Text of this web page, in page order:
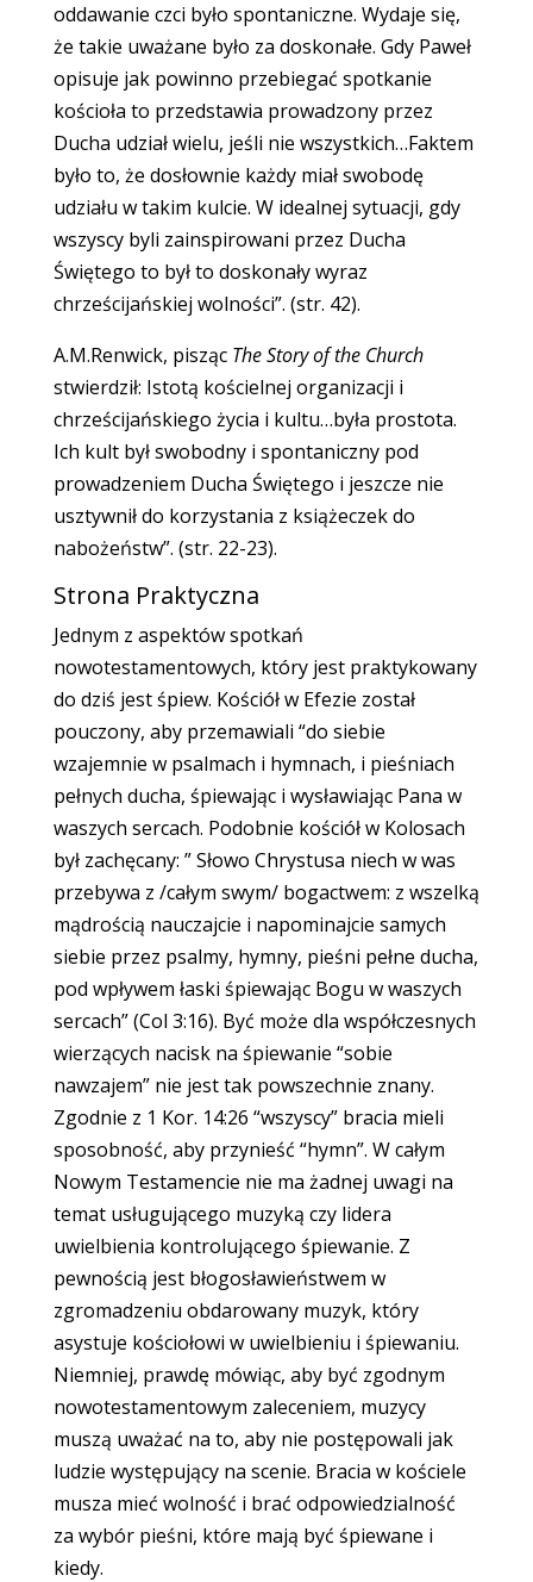
oddawanie czci było spontaniczne. Wydaje się,
że takie uważane było za doskonałe. Gdy Paweł
opisuje jak powinno przebiegać spotkanie
kościoła to przedstawia prowadzony przez
Ducha udział wielu, jeśli nie wszystkich…Faktem
było to, że dosłownie każdy miał swobodę
udziału w takim kulcie. W idealnej sytuacji, gdy
wszyscy byli zainspirowani przez Ducha
Świętego to był to doskonały wyraz
chrześcijańskiej wolności”. (str. 42).
A.M.Renwick, pisząc The Story of the Church
stwierdził: Istotą kościelnej organizacji i
chrześcijańskiego życia i kultu…była prostota.
Ich kult był swobodny i spontaniczny pod
prowadzeniem Ducha Świętego i jeszcze nie
usztywnił do korzystania z książeczek do
nabożeństw”. (str. 22-23).
Strona Praktyczna
Jednym z aspektów spotkań
nowotestamentowych, który jest praktykowany
do dziś jest śpiew. Kościół w Efezie został
pouczony, aby przemawiali “do siebie
wzajemnie w psalmach i hymnach, i pieśniach
pełnych ducha, śpiewając i wysławiając Pana w
waszych sercach. Podobnie kościół w Kolosach
był zachęcany: ” Słowo Chrystusa niech w was
przebywa z /całym swym/ bogactwem: z wszelką
mądrością nauczajcie i napominajcie samych
siebie przez psalmy, hymny, pieśni pełne ducha,
pod wpływem łaski śpiewając Bogu w waszych
sercach” (Col 3:16). Być może dla współczesnych
wierzących nacisk na śpiewanie “sobie
nawzajem” nie jest tak powszechnie znany.
Zgodnie z 1 Kor. 14:26 “wszyscy” bracia mieli
sposobność, aby przynieść “hymn”. W całym
Nowym Testamencie nie ma żadnej uwagi na
temat usługującego muzyką czy lidera
uwielbienia kontrolującego śpiewanie. Z
pewnością jest błogosławieństwem w
zgromadzeniu obdarowany muzyk, który
asystuje kościołowi w uwielbieniu i śpiewaniu.
Niemniej, prawdę mówiąc, aby być zgodnym
nowotestamentowym zaleceniem, muzycy
muszą uważać na to, aby nie postępowali jak
ludzie występujący na scenie. Bracia w kościele
musza mieć wolność i brać odpowiedzialność
za wybór pieśni, które mają być śpiewane i
kiedy.